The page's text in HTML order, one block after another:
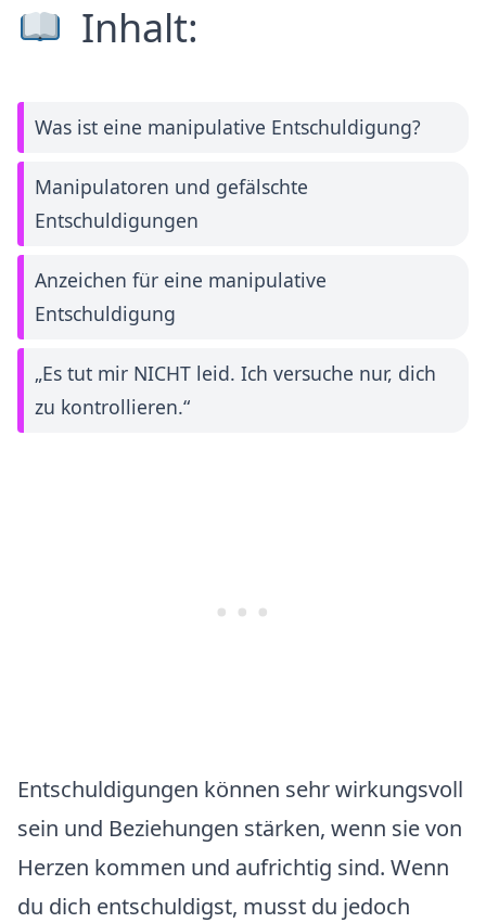
Inhalt:
Was ist eine manipulative Entschuldigung?
Manipulatoren und gefälschte
Entschuldigungen
Anzeichen für eine manipulative
Entschuldigung
„Es tut mir NICHT leid. Ich versuche nur, dich
zu kontrollieren.“
Entschuldigungen können sehr wirkungsvoll
sein und Beziehungen stärken, wenn sie von
Herzen kommen und aufrichtig sind. Wenn
du dich entschuldigst, musst du jedoch